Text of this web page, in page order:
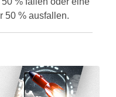
50 % ausfallen.